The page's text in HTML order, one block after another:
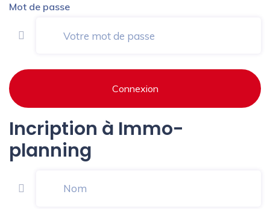
Mot de passe
Connexion
Incription à Immo-
planning